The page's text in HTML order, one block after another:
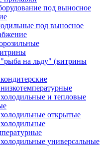
под выносное
под выносное
на льду" (витрины
и тепловые
открытые
универсальные